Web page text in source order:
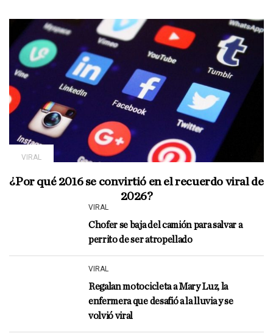
VIRAL
¿Por qué 2016 se convirtió en el recuerdo viral de
2026?
VIRAL
Chofer se baja del camión para salvar a
perrito de ser atropellado
VIRAL
Regalan motocicleta a Mary Luz, la
enfermera que desafió a la lluvia y se
volvió viral